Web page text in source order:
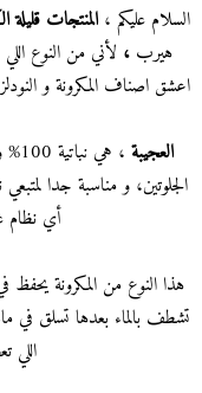
السلام عليكم ،المنتجات
هيرب، لأني من النوع
اعشق اصناف المكرونة و
العجيبة
،
الجلوتين، و مناسبة جدا
أي نظام
هذا النوع من المكرونة
تشطف بالماء بعدها تسلق في
اللي